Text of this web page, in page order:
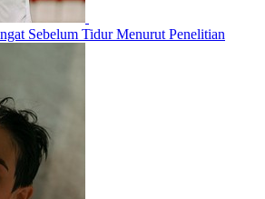
Sebelum Tidur Menurut Penelitian